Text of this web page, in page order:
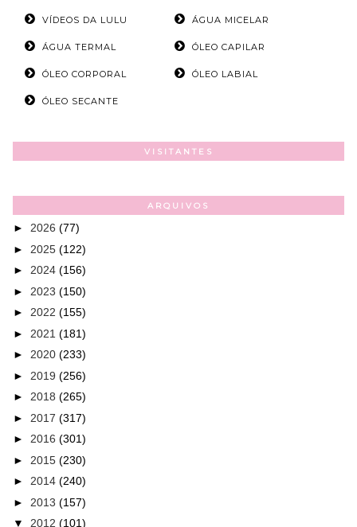
VÍDEOS DA LULU ÁGUA MICELAR
ÁGUA TERMAL ÓLEO CAPILAR
ÓLEO CORPORAL ÓLEO LABIAL
ÓLEO SECANTE
VISITANTES
ARQUIVOS
► 2026 (77)
► 2025 (122)
► 2024 (156)
► 2023 (150)
► 2022 (155)
► 2021 (181)
► 2020 (233)
► 2019 (256)
► 2018 (265)
► 2017 (317)
► 2016 (301)
► 2015 (230)
► 2014 (240)
► 2013 (157)
▼ 2012 (101)